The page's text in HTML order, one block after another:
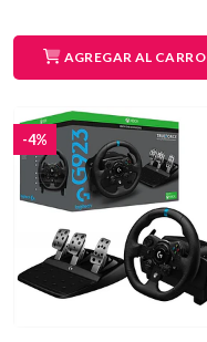
AGREGAR AL CARRO
-4%